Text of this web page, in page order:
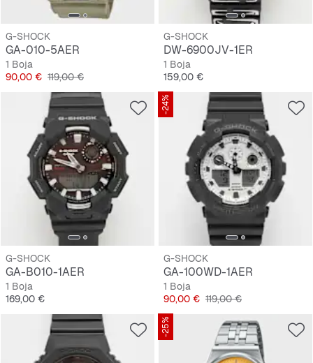
G-SHOCK
GA-010-5AER
1 Boja
Cijena
90,00 € Originalna cijena
119,00 €
G-SHOCK
DW-6900JV-1ER
1 Boja
Cijena
159,00 €
G-SHOCK
GA-B010-1AER
1 Boja
Cijena
169,00 €
-24%
G-SHOCK
GA-100WD-1AER
1 Boja
Cijena
90,00 € Originalna cijena
119,00 €
-25%